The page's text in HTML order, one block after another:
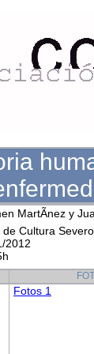
MartÃ­nez y
de Cultura
2012
Fotos 1